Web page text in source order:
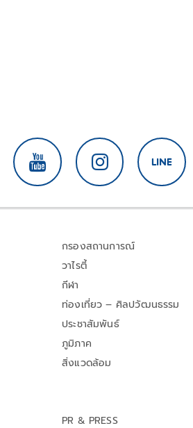
กรองสถานการณ์
วาไรตี้
กีฬา
ท่องเที่ยว – ศิลปวัฒนธรรม
ประชาสัมพันธ์
ภูมิภาค
สิ่งแวดล้อม
PR & PRESS